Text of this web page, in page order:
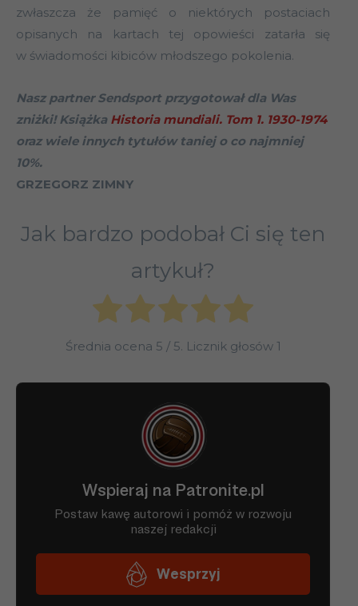
zwłaszcza że pamięć o niektórych postaciach
opisanych na kartach tej opowieści zatarła się
w świadomości kibiców młodszego pokolenia.
Nasz partner Sendsport przygotował dla Was
zniżki! Książka Historia mundiali. Tom 1. 1930-1974
oraz wiele innych tytułów taniej o co najmniej
10%.
GRZEGORZ ZIMNY
Jak bardzo podobał Ci się ten
artykuł?
Średnia ocena 5 / 5. Licznik głosów 1